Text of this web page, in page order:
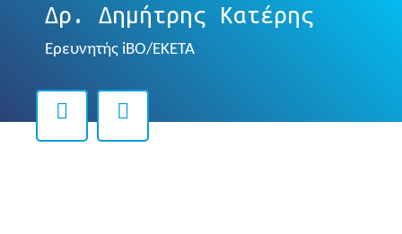
Δρ. Δημήτρης Κατέρης
Ερευνητής iBO/EKETA